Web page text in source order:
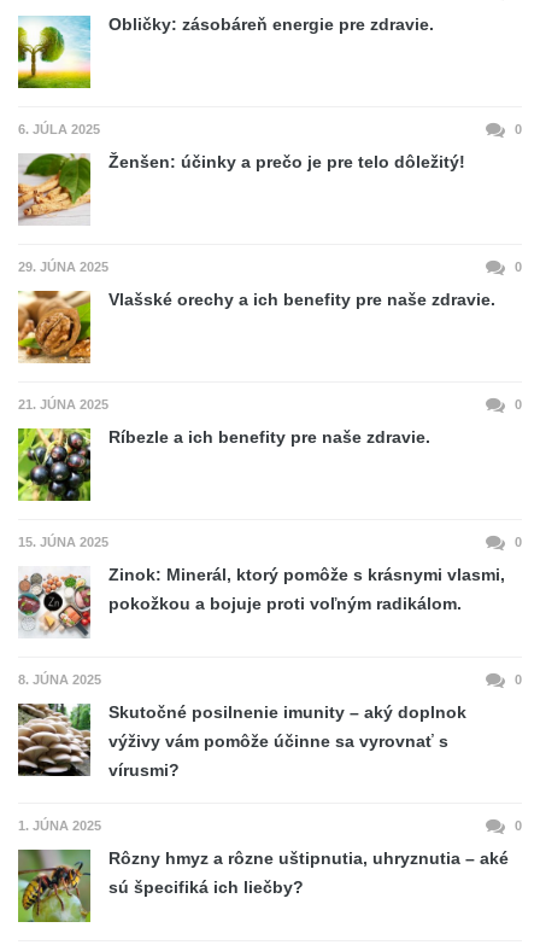
Obličky: zásobáreň energie pre zdravie.
6. JÚLA 2025 0
Ženšen: účinky a prečo je pre telo dôležitý!
29. JÚNA 2025 0
Vlašské orechy a ich benefity pre naše zdravie.
21. JÚNA 2025 0
Ríbezle a ich benefity pre naše zdravie.
15. JÚNA 2025 0
Zinok: Minerál, ktorý pomôže s krásnymi vlasmi,
pokožkou a bojuje proti voľným radikálom.
8. JÚNA 2025 0
Skutočné posilnenie imunity – aký doplnok
výživy vám pomôže účinne sa vyrovnať s
vírusmi?
1. JÚNA 2025 0
Rôzny hmyz a rôzne uštipnutia, uhryznutia – aké
sú špecifiká ich liečby?